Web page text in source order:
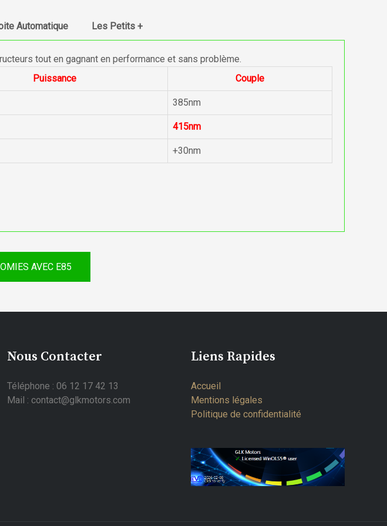
Automatique Les Petits +
tout en gagnant en performance et sans problème.
Puissance Couple
385nm
415nm
+30nm
AVEC E85
Nous Contacter
Téléphone : 06 12 17 42 13
Mail : contact@glkmotors.com
Liens Rapides
Accueil
Mentions légales
Politique de confidentialité